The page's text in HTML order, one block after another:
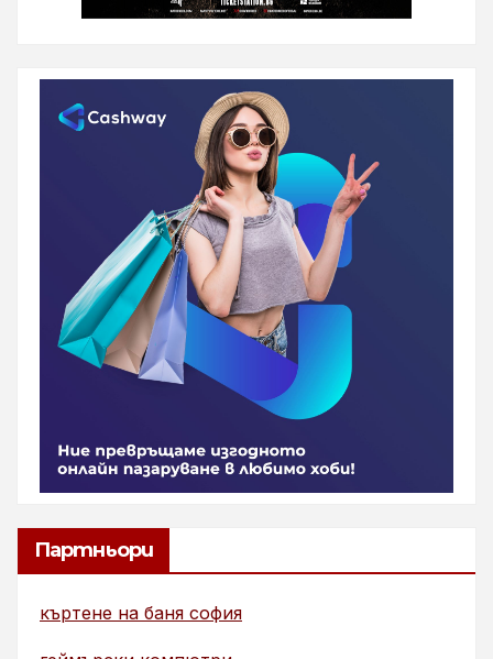
Партньори
къртене на баня софия